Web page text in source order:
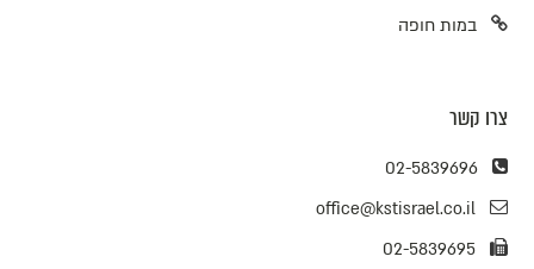
במות חופה
צרו קשר
02-5839696
office@kstisrael.co.il
02-5839695